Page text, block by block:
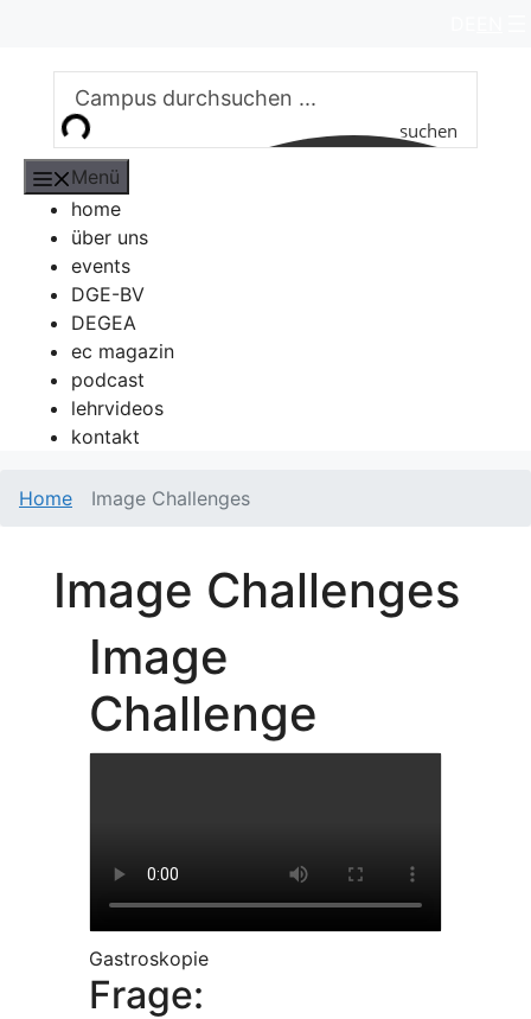
springen
suchen
Menü
home
über uns
events
DGE-BV
DEGEA
ec magazin
podcast
lehrvideos
kontakt
Home Image Challenges
Image Challenges
Image
Challenge
Gastroskopie
Frage: